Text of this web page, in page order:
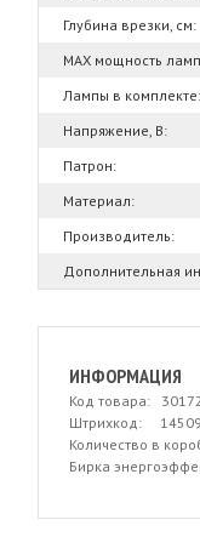
Глубина врезки, см:
MAX мощность
Лампы в комплекте:
Напряжение, В:
Патрон:
Материал:
Производитель:
Дополнительная
ИНФОРМАЦИЯ
Код товара:
Штрихкод:
Количество в
Бирка